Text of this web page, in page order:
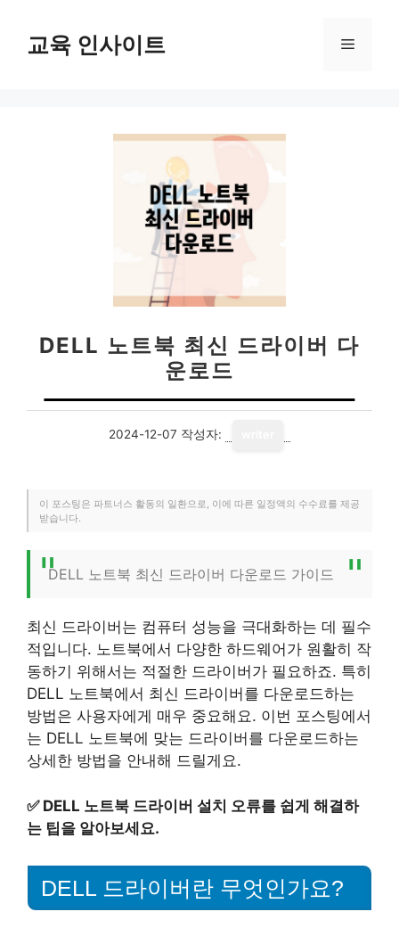
교육 인사이트 메
DELL 노트북 최신 드라이버 다
운로드
2024-12-07 작성자:
이 포스팅은 파트너스 활동의 일환으로, 이에 따른 일정액의 수수료를 제공
받습니다.
DELL 노트북 최신 드라이버 다운로드 가이드
최신 드라이버는 컴퓨터 성능을 극대화하는 데 필수
적입니다. 노트북에서 다양한 하드웨어가 원활히 작
동하기 위해서는 적절한 드라이버가 필요하죠. 특히
DELL 노트북에서 최신 드라이버를 다운로드하는
방법은 사용자에게 매우 중요해요. 이번 포스팅에서
는 DELL 노트북에 맞는 드라이버를 다운로드하는
상세한 방법을 안내해 드릴게요.
✅ DELL 노트북 드라이버 설치 오류를 쉽게 해결하
는 팁을 알아보세요.
DELL 드라이버란 무엇인가요?